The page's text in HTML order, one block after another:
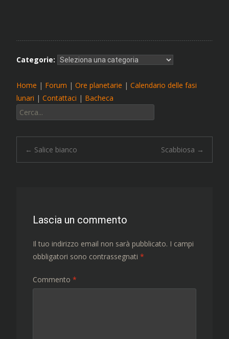
Categorie:
Home | Forum | Ore planetarie | Calendario delle fasi
lunari | Contattaci | Bacheca
Cerca:
Navigazione
← Salice bianco Scabbiosa →
Lascia un commento
Il tuo indirizzo email non sarà pubblicato. I campi
obbligatori sono contrassegnati *
Commento *